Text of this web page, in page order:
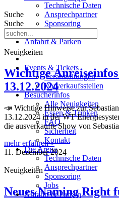
Technische Daten
Ansprechpartner
Sponsoring
Anfahrt & Parken
Events & Tickets
Veranstaltungen
Vorverkaufsstellen
Besucherinfos
Alle Neuigkeiten
Essen & Trinken
FAQ
Sicherheit
Kontakt
Die Arena
Technische Daten
Ansprechpartner
Sponsoring
Jobs
Anfahrt & Parken
Suche
Suche
Neuigkeiten
Wichtige
13.12.2024
📣 Wichtige Hinweise zur
13.12.2024 in der WT
die ausverkaufte Show von
mehr erfahren »
11. Dezember 2024
Neuigkeiten
Neues Naming Right